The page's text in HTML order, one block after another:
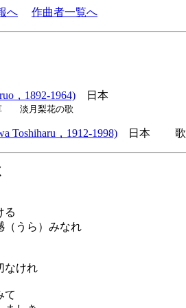
へ 作曲者一覧へ
，1892-1964) 日本
淡月梨花の歌
Toshiharu，1912-1998) 日本 歌詞
る
（うら）みなれ
なけれ
て